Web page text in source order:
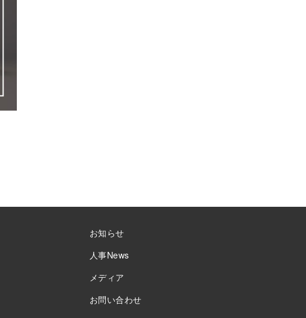
お知らせ
人事News
メディア
お問い合わせ